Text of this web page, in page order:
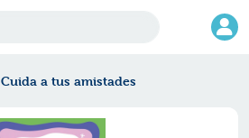
Cuida a tus amistades